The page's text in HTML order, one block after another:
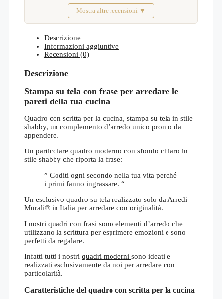
Febbraio 2026Mostra altre recensioni ▼
Descrizione
Informazioni aggiuntive
Recensioni (0)
Descrizione
Stampa su tela con frase per arredare le
pareti della tua cucina
Quadro con scritta per la cucina, stampa su tela in stile
shabby, un complemento d’arredo unico pronto da
appendere.
Un particolare quadro moderno con sfondo chiaro in
stile shabby che riporta la frase:
” Goditi ogni secondo nella tua vita perché
i primi fanno ingrassare. “
Un esclusivo quadro su tela realizzato solo da Arredi
Murali® in Italia per arredare con originalità.
I nostri quadri con frasi sono elementi d’arredo che
utilizzano la scrittura per esprimere emozioni e sono
perfetti da regalare.
Infatti tutti i nostri quadri moderni sono ideati e
realizzati esclusivamente da noi per arredare con
particolarità.
Caratteristiche del quadro con scritta per la cucina